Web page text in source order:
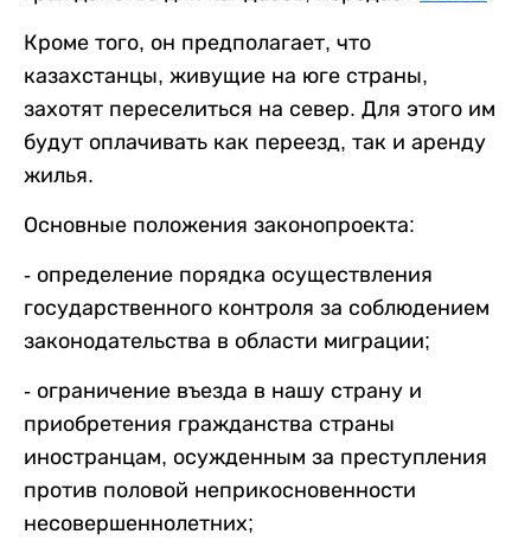
Кроме того, он предполагает, что
казахстанцы, живущие на юге страны,
захотят переселиться на север. Для этого им
будут оплачивать как переезд, так и аренду
жилья.
Основные положения законопроекта:
- определение порядка осуществления
государственного контроля за соблюдением
законодательства в области миграции;
- ограничение въезда в нашу страну и
приобретения гражданства страны
иностранцам, осужденным за преступления
против половой неприкосновенности
несовершеннолетних;